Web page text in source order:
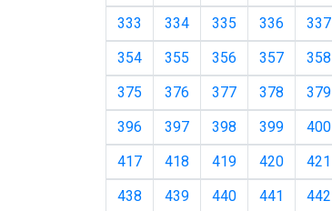
333
334 335 336 337
354
355 356 357 358
375
376 377 378 379
396
397 398 399 400
417
418 419 420 421
438
439 440 441 442